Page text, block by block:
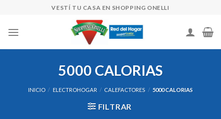
content
VESTÍ TU CASA EN SHOPPING ONELLI
5000 CALORIAS
INICIO / ELECTROHOGAR / CALEFACTORES / 5000 CALORIAS
FILTRAR